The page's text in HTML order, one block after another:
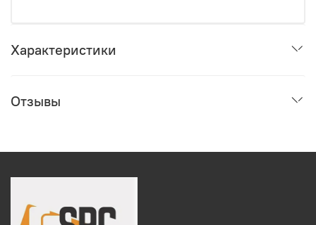
Характеристики
Отзывы